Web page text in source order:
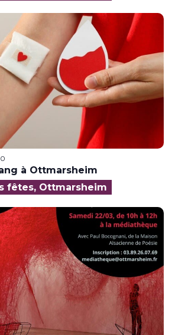
à Ottmarsheim
fêtes, Ottmarsheim